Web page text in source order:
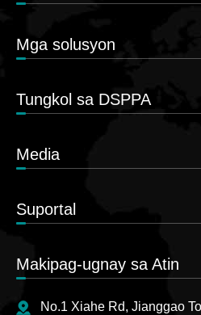
Mga solusyon
Tungkol sa DSPPA
Media
Suportal
Makipag-ugnay sa Atin
No.1 Xiahe Rd, Jianggao